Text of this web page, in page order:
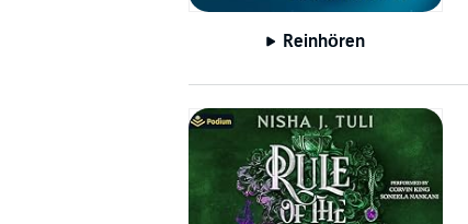
Reinhören